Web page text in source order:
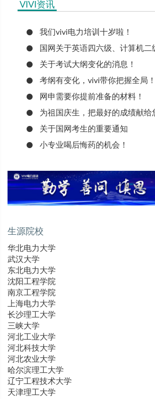
VIVI资讯
我们vivi电力培训十岁啦！
国网关于英语四六级、计算机二
关于考试大纲变化的消息！
考纲有变化，vivi带你把握全局！
网申需要你提前准备的材料！
为祖国庆生，把最好的成绩献给
关于国网考生的重要通知
小专业喝后悔药的机会！
生源院校
华北电力大学
武汉大学
东北电力大学
沈阳工程学院
南京工程学院
上海电力大学
长沙理工大学
三峡大学
河北工业大学
河北科技大学
河北农业大学
哈尔滨理工大学
辽宁工程技术大学
天津理工大学